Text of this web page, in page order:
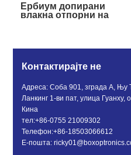
Ербиум допирани
влакна отпорни на
Контактирајте не
Адреса: Соба 901, зграда А, Њу
Ланкинг 1-ви пат, улица Гуанху,
Кина
тел:+86-0755 21009302
Телефон:+86-18503066612
Е-пошта: